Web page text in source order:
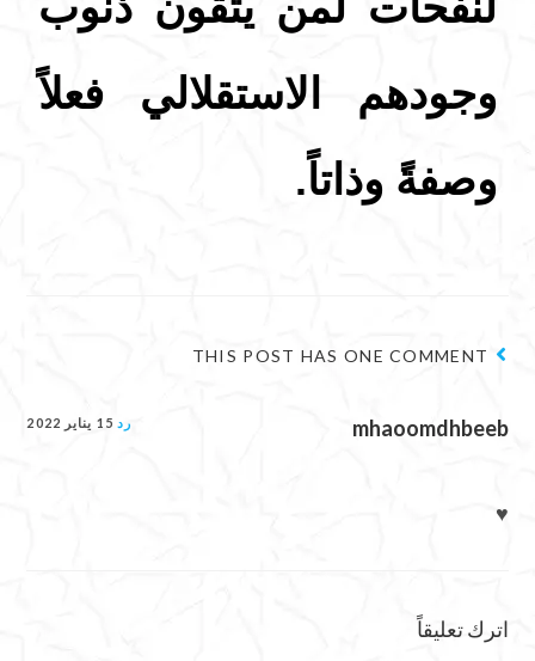
وجودهم الاستقلالي فعلاً
وصفةً وذاتاً.
THIS POST HAS ONE COMMENT
mhaoomdhbeeb رد 15 يناير 2022
♥️
اترك تعليقاً